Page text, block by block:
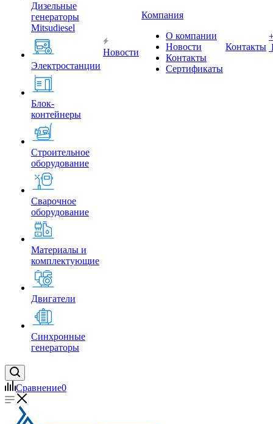
Дизельные
генераторы
Mitsudiesel
Электростанции
Блок-
контейнеры
Строительное
оборудование
Сварочное
оборудование
Материалы и
комплектующие
Двигатели
Синхронные
генераторы
Новости
Компания
О компании
Новости
Контакты
Сертификаты
Контакты
Сравнение0